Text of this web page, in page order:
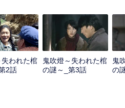
ットに入隊したが、雪崩に遭って巨大
が知っていた墓の秘術を利用して死な
親友のデブと一緒に新疆の考古に向か
を経てタクラマカン砂漠の精絶古城遺
穴の中にはトリックが多く、罠が絶え
預言者の手にかかっているようであ
失われた棺
2話
鬼吹燈～失われた棺
の謎～_第3話
鬼
の